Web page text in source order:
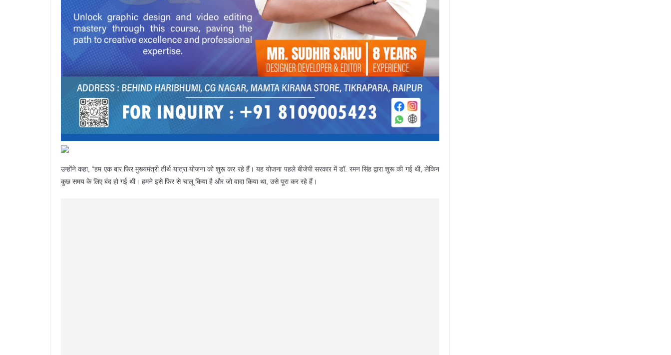
उन्होंने कहा, “हम एक बार फिर मुख्यमंत्री तीर्थ यात्रा योजना को शुरू कर रहे हैं। यह योजना पहले बीजेपी सरकार में डॉ. रमन सिंह द्वारा शुरू की गई थी, लेकिन
कुछ समय के लिए बंद हो गई थी। हमने इसे फिर से चालू किया है और जो वादा किया था, उसे पूरा कर रहे हैं।